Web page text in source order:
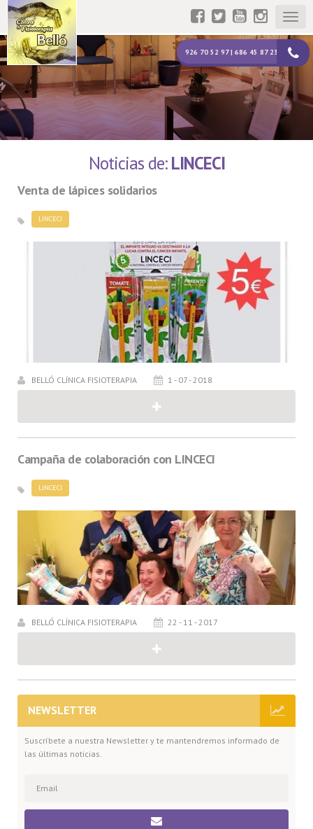
926 70 52 97 | 686 45 87 23
Noticias de:LINCECI
Venta de lápices solidarios
LINCECI
BELLÓ CLÍNICA FISIOTERAPIA 1 - 07 - 2018
Campaña de colaboración con LINCECI
LINCECI
BELLÓ CLÍNICA FISIOTERAPIA 22 - 11 - 2017
NEWSLETTER
Suscríbete a nuestra Newsletter y te mantendremos informado de
las últimas noticias.